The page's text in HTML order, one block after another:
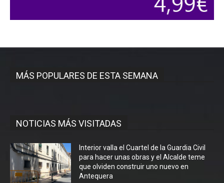
MÁS POPULARES DE ESTA SEMANA
NOTICIAS MÁS VISITADAS
Interior valla el Cuartel de la Guardia Civil
para hacer unas obras y el Alcalde teme
que olviden construir uno nuevo en
Antequera